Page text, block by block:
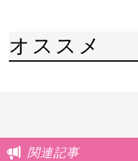
オススメ
関連記事